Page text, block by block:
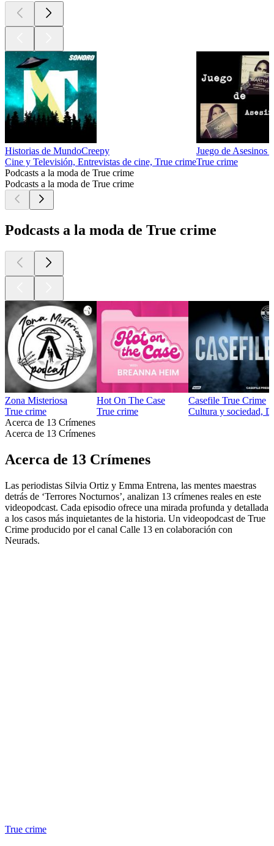
Historias de MundoCreepy
Cine y Televisión, Entrevistas de cine, True crime
Juego de Asesinos
True crime
Podcasts a la moda de True crime
Podcasts a la moda de True crime
Podcasts a la moda de True crime
Zona Misteriosa
True crime
Hot On The Case
True crime
Casefile True Crime
Cultura y sociedad,
Acerca de 13 Crímenes
Acerca de 13 Crímenes
Acerca de 13 Crímenes
Las periodistas Silvia Ortiz y Emma Entrena, las mentes maestras
detrás de ‘Terrores Nocturnos’, analizan 13 crímenes reales en este
videopodcast. Cada episodio ofrece una mirada profunda y detallada
a los casos más inquietantes de la historia. Un videopodcast de True
Crime producido por el canal Calle 13 en colaboración con
Neurads.
True crime